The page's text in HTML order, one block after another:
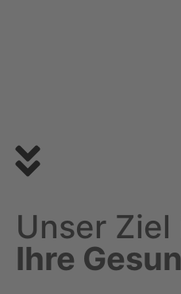
Unser Ziel
Ihre